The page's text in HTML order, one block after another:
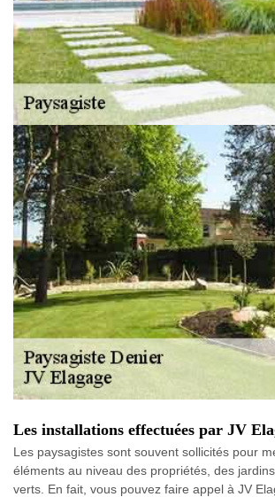
Les installations effectuées par JV
Les paysagistes sont souvent sollicités pour
éléments au niveau des propriétés, des
verts. En fait, vous pouvez faire appel à JV